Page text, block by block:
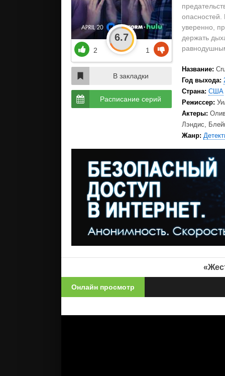
опасностей.
уверенно,
держать
Название:
Год выхода:
Страна: США
Режиссер:
Актеры:
Лэндис,
Жанр:
2
6.7
1
В закладки
Расписание серий
Онлайн просмотр